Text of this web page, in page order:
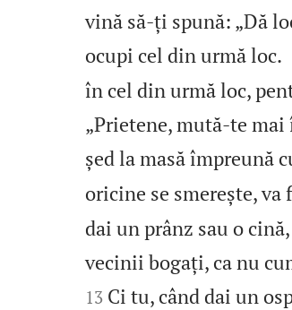
vină să‑ți spună: „Dă
ocupi cel din urmă loc.
în cel din urmă loc,
„Prietene, mută‑te
șed la masă împreună
oricine se smerește,
dai un prânz sau o
vecinii bogați, ca nu
13 Ci tu, când dai un